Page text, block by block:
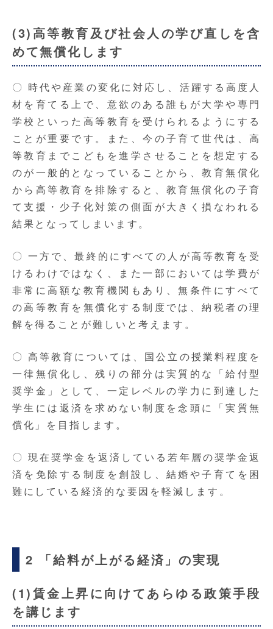
(3)高等教育及び社会人の学び直しを含
めて無償化します
〇 時代や産業の変化に対応し、活躍する高度人
材を育てる上で、意欲のある誰もが大学や専門
学校といった高等教育を受けられるようにする
ことが重要です。また、今の子育て世代は、高
等教育までこどもを進学させることを想定する
のが一般的となっていることから、教育無償化
から高等教育を排除すると、教育無償化の子育
て支援・少子化対策の側面が大きく損なわれる
結果となってしまいます。
〇 一方で、最終的にすべての人が高等教育を受
けるわけではなく、また一部においては学費が
非常に高額な教育機関もあり、無条件にすべて
の高等教育を無償化する制度では、納税者の理
解を得ることが難しいと考えます。
〇 高等教育については、国公立の授業料程度を
一律無償化し、残りの部分は実質的な「給付型
奨学金」として、一定レベルの学力に到達した
学生には返済を求めない制度を念頭に「実質無
償化」を目指します。
〇 現在奨学金を返済している若年層の奨学金返
済を免除する制度を創設し、結婚や子育てを困
難にしている経済的な要因を軽減します。
2 「給料が上がる経済」の実現
(1)賃金上昇に向けてあらゆる政策手段
を講じます